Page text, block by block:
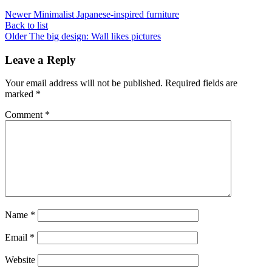
Newer Minimalist Japanese-inspired furniture
Back to list
Older The big design: Wall likes pictures
Leave a Reply
Your email address will not be published. Required fields are
marked *
Comment *
Name *
Email *
Website